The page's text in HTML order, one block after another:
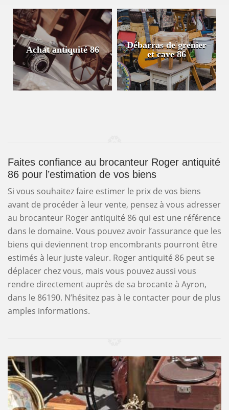
Achat antiquité 86
Débarras de grenier
et cave 86
Faites confiance au brocanteur Roger antiquité
86 pour l’estimation de vos biens
Si vous souhaitez faire estimer le prix de vos biens
avant de procéder à leur vente, pensez à vous adresser
au brocanteur Roger antiquité 86 qui est une référence
dans le domaine. Vous pouvez avoir l’assurance que les
biens qui deviennent trop encombrants pourront être
estimés à leur juste valeur. Roger antiquité 86 peut se
déplacer chez vous, mais vous pouvez aussi vous
rendre directement auprès de sa brocante à Ayron,
dans le 86190. N’hésitez pas à le contacter pour de plus
amples informations.